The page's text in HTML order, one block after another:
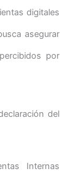
digitales
asegurar
por
del
Internas